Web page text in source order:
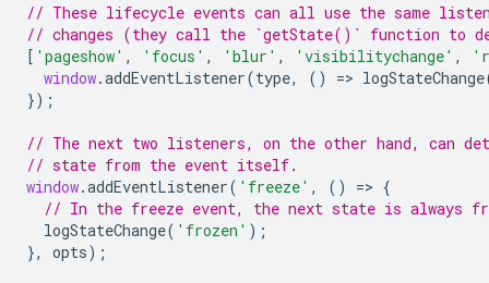
// These lifecycle events can all use the same
// changes (they call the `getState()` function to
[ 'pageshow' , 'focus' , 'blur' , 'visibilitychange' ,
window.addEventListener(type, () => logStateChange
});
// The next two listeners, on the other hand, can
// state from the event itself.
window.addEventListener( 'freeze' , () => {
// In the freeze event, the next state is always
logStateChange( 'frozen' );
},
opts);